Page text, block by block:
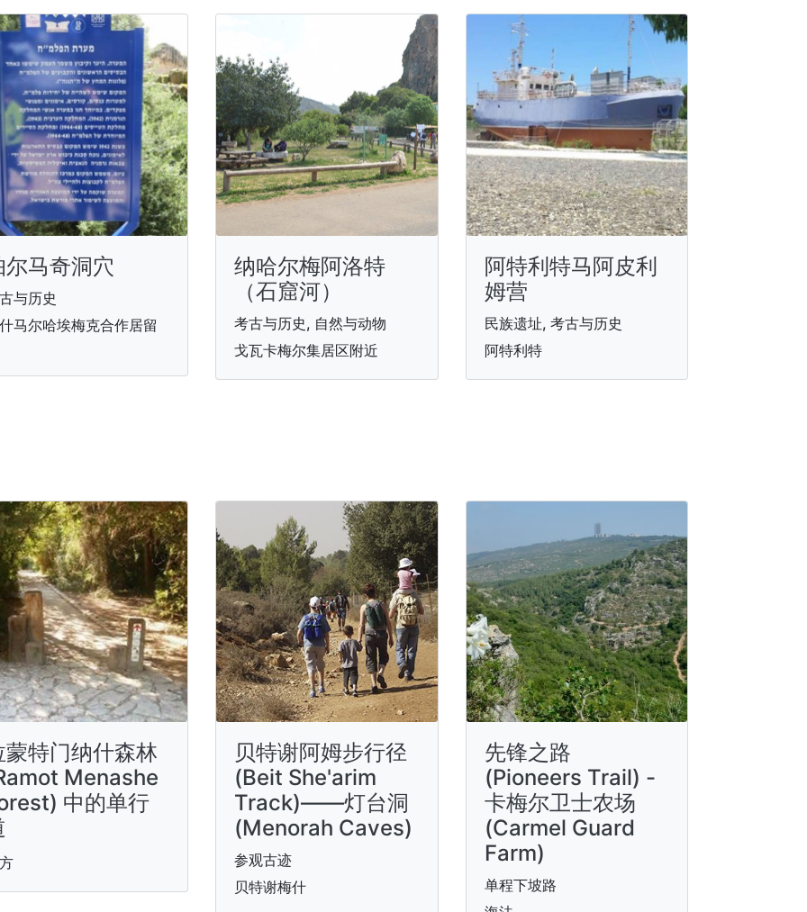
尔马奇洞穴
与历史
马尔哈埃梅克合作居留
纳哈尔梅阿洛特
（石窟河）
考古与历史, 自然与动物
戈瓦卡梅尔集居区附近
阿特利特马阿皮利
姆营
民族遗址, 考古与历史
阿特利特
蒙特门纳什森林
Menashe
中的单行
贝特谢阿姆步行径
(Beit She'arim
Track)——灯台洞
(Menorah Caves)
参观古迹
贝特谢梅什
先锋之路
(Pioneers Trail) -
卡梅尔卫士农场
(Carmel Guard
Farm)
单程下坡路